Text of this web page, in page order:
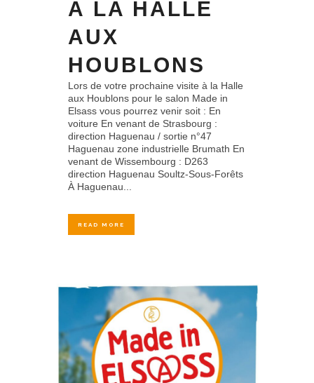
À LA HALLE
AUX
HOUBLONS
Lors de votre prochaine visite à la Halle
aux Houblons pour le salon Made in
Elsass vous pourrez venir soit : En
voiture En venant de Strasbourg :
direction Haguenau / sortie n°47
Haguenau zone industrielle Brumath En
venant de Wissembourg : D263
direction Haguenau Soultz-Sous-Forêts
À Haguenau...
READ MORE